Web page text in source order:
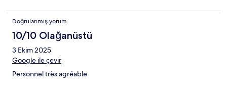
Doğrulanmış yorum
10/10 Olağanüstü
3 Ekim 2025
Google ile çevir
Personnel très agréable